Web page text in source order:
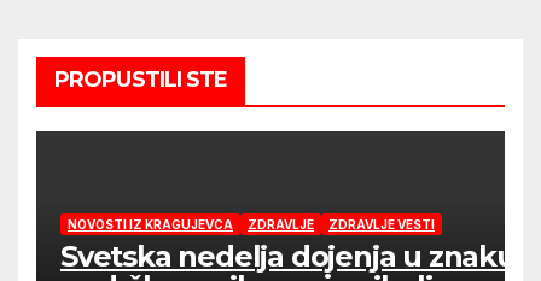
PROPUSTILI STE
NOVOSTI IZ KRAGUJEVCA ZDRAVLJE ZDRAVLJE VESTI
Svetska nedelja dojenja u znaku